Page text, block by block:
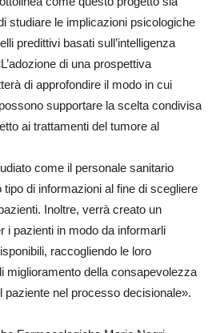
studiare le implicazioni psicologiche
predittivi basati sull’intelligenza
di una prospettiva
di approfondire il modo in cui
supportare la scelta condivisa
ai trattamenti del tumore al
come il personale sanitario
tipo di informazioni al fine di scegliere
Inoltre, verrà creato un
i pazienti in modo da informarli
raccogliendo le loro
miglioramento della consapevolezza
paziente nel processo decisionale».